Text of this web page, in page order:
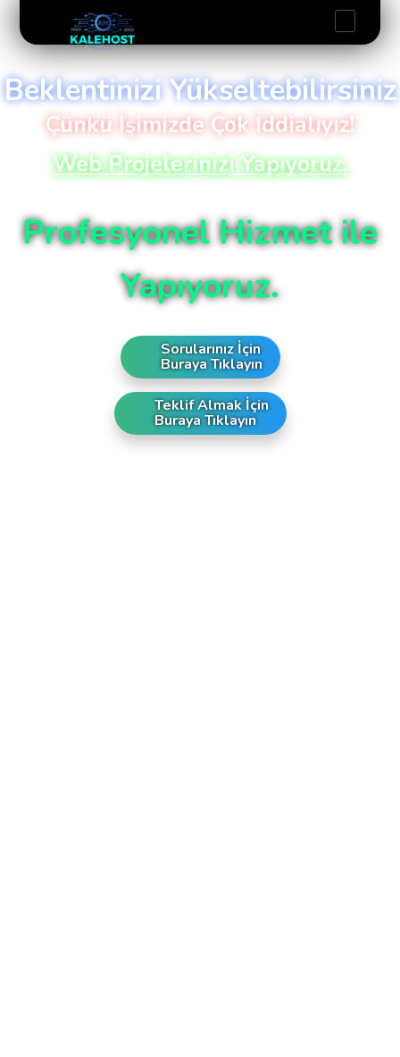
Beklentinizi Yükseltebilirsiniz
Çünkü İşimizde Çok İddialıyız!
Web Projelerinizi Yapıyoruz.
Profesyonel Hizmet ile
Yapıyoruz.
Sorularınız İçin
Buraya Tıklayın
Teklif Almak İçin
Buraya Tıklayın